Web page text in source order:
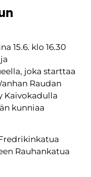
15.6. klo 16.30
joka starttaa
Raudan
Kaivokadulla
kunniaa
Rauhankatua